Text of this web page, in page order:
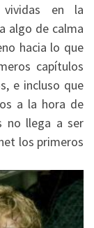
vividas en la
algo de calma
hacia lo que
capítulos
e incluso que
a la hora de
no llega a ser
los primeros